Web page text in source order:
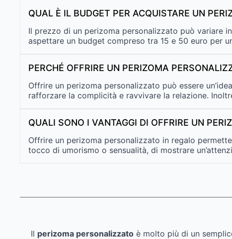
QUAL È IL BUDGET PER ACQUISTARE UN
Il prezzo di un perizoma personalizzato può variare
aspettare un budget compreso tra 15 e 50 euro per
PERCHÉ OFFRIRE UN PERIZOMA
Offrire un perizoma personalizzato può essere
rafforzare la complicità e ravvivare la relazione.
QUALI SONO I VANTAGGI DI OFFRIRE UN
Offrire un perizoma personalizzato in regalo
tocco di umorismo o sensualità, di mostrare
Il perizoma personalizzato è molto più di un